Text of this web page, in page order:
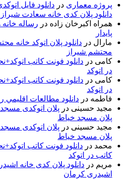
پروژه معماری در دانلود فایل
دانلود پلان کدی خانه سعادت شیراز
همراه اکبرخان زاده در رساله خانه
پایدار
مارال در دانلود پلان اتوکد خانه
محتشم شیراز
کامی در دانلود فونت کاتب
در اتوکد
کامی در دانلود فونت کاتب
در اتوکد
فاطمه در دانلود مطالعات
مجید حسینی در پلان اتوکدی
پلان مسجد خیاط
مجید حسینی در پلان اتوکدی
پلان مسجد خیاط
محمد در دانلود فونت کاتب
کاتب در اتوکد
مریم در دانلود پلان کدی خانه
اشیدری کرمان